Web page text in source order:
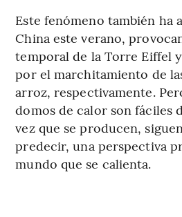
Este fenómeno también ha
China este verano,
temporal de la Torre Eiffel
por el marchitamiento de
arroz, respectivamente.
domos de calor son fáciles
vez que se producen,
predecir, una perspectiva
mundo que se calienta.